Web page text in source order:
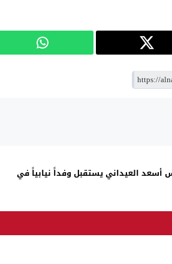
أسعد العيداني يستقبل وفداً نيابياً في